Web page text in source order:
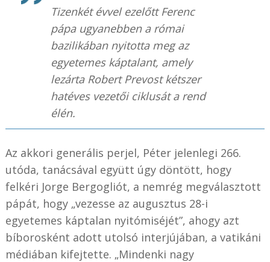
Tizenkét évvel ezelőtt Ferenc
pápa ugyanebben a római
bazilikában nyitotta meg az
egyetemes káptalant, amely
lezárta Robert Prevost kétszer
hatéves vezetői ciklusát a rend
élén.
Az akkori generális perjel, Péter jelenlegi 266.
utóda, tanácsával együtt úgy döntött, hogy
felkéri Jorge Bergogliót, a nemrég megválasztott
pápát, hogy „vezesse az augusztus 28-i
egyetemes káptalan nyitómiséjét”, ahogy azt
bíborosként adott utolsó interjújában, a vatikáni
médiában kifejtette. „Mindenki nagy